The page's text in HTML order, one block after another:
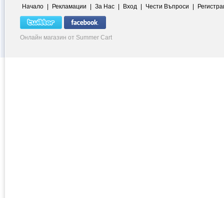
Начало | Рекламации | За Нас | Вход | Чести Въпроси |
Онлайн магазин от Summer Cart